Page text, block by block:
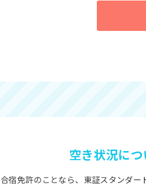
空き状況に
合宿免許のことなら、東証スタンダ